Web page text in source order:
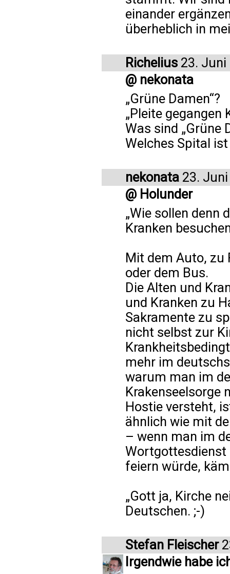
einander
überheblich in
Richelius 23. Juni
@ nekonata
„Grüne Damen“?
„Pleite gegangen
Was sind „Grüne
Welches Spital
nekonata 23.
@ Holunder
„Wie sollen denn
Kranken
Mit dem Auto, zu
oder dem Bus.
Die Alten und
und Kranken zu
Sakramente zu
nicht selbst zur
mehr im
warum man im
Krakenseelsorge
Hostie versteht,
ähnlich wie mit
– wenn man im
Wortgottesdienst
feiern würde,
„Gott ja, Kirche
Deutschen. ;-)
Stefan Fleischer
Irgendwie habe